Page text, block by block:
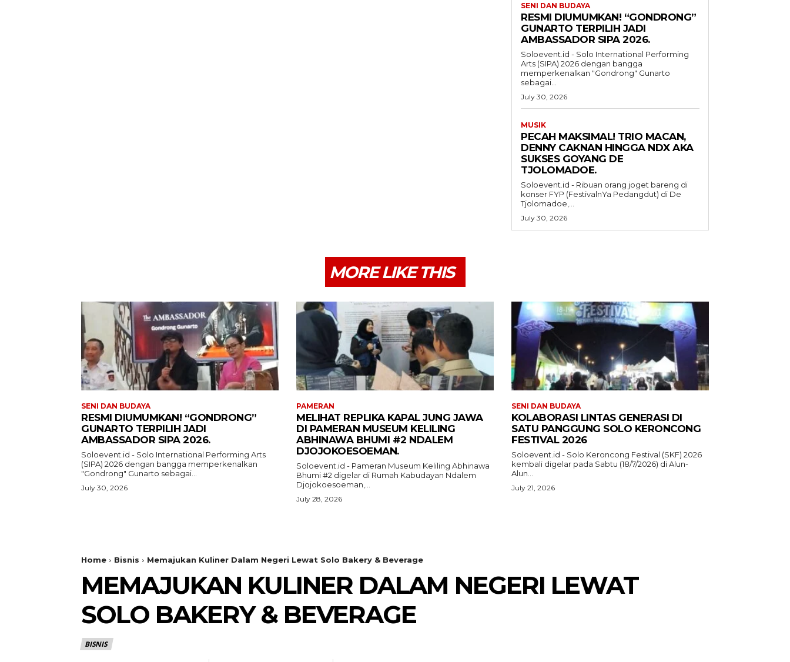
SENI DAN BUDAYA
RESMI DIUMUMKAN! “GONDRONG”
GUNARTO TERPILIH JADI
AMBASSADOR SIPA 2026.
Soloevent.id - Solo International Performing
Arts (SIPA) 2026 dengan bangga
memperkenalkan "Gondrong" Gunarto
sebagai...
July 30, 2026
MUSIK
PECAH MAKSIMAL! TRIO MACAN,
DENNY CAKNAN HINGGA NDX AKA
SUKSES GOYANG DE
TJOLOMADOE.
Soloevent.id - Ribuan orang joget bareng di
konser FYP (FestivalnYa Pedangdut) di De
Tjolomadoe,...
July 30, 2026
MORE LIKE THIS
SENI DAN BUDAYA
RESMI DIUMUMKAN! “GONDRONG”
GUNARTO TERPILIH JADI
AMBASSADOR SIPA 2026.
Soloevent.id - Solo International Performing Arts
(SIPA) 2026 dengan bangga memperkenalkan
"Gondrong" Gunarto sebagai...
July 30, 2026
PAMERAN
MELIHAT REPLIKA KAPAL JUNG JAWA
DI PAMERAN MUSEUM KELILING
ABHINAWA BHUMI #2 NDALEM
DJOJOKOESOEMAN.
Soloevent.id - Pameran Museum Keliling Abhinawa
Bhumi #2 digelar di Rumah Kabudayan Ndalem
Djojokoesoeman,...
July 28, 2026
SENI DAN BUDAYA
KOLABORASI LINTAS GENERASI DI
SATU PANGGUNG SOLO KERONCONG
FESTIVAL 2026
Soloevent.id - Solo Keroncong Festival (SKF) 2026
kembali digelar pada Sabtu (18/7/2026) di Alun-
Alun...
July 21, 2026